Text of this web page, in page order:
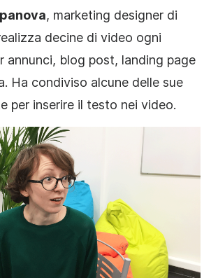
, marketing designer di
decine di video ogni
annunci, blog post, landing page
Ha condiviso alcune delle sue
per inserire il testo nei video.